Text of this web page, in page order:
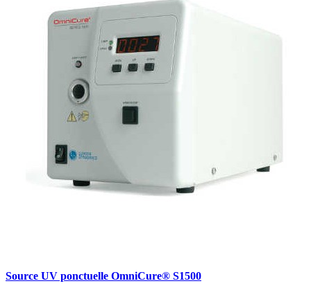
Source UV ponctuelle OmniCure® S1500